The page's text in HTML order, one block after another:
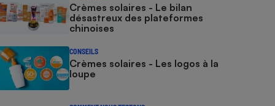
Crèmes solaires - Le bilan
désastreux des plateformes
chinoises
CONSEILS
Crèmes solaires - Les logos à la
loupe